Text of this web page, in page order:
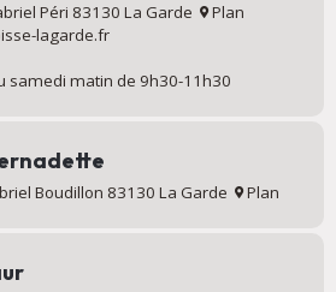
Péri 83130 La Garde
Plan
lagarde.fr
samedi matin de 9h30-11h30
Boudillon 83130 La Garde Plan